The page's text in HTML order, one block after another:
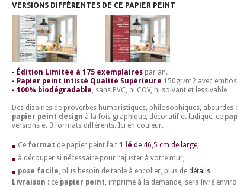
VERSIONS DIFFÉRENTES DE CE PAPIER PEINT
- Édition Limitée à 175 exemplairespar an.
- Papier peint intissé Qualité Supérieure 150gr/m2 avec
- 100% biodégradable, sans PVC, ni COV, ni solvant et lessivable
Des dizaines de proverbes humoristiques, philosophiques,
papier peint design à la fois graphique, décoratif et ludique, ce
versions et 3 formats différents. Ici en couleur.
Ce format de papier peint fait 1 lé de 46,5 cm de large,
à découper si nécessaire pour l’ajuster à votre mur,
pose facile, plus besoin de table à encoller, plus de détails
Livraison : ce papier peint, imprimé à la demande, sera livré